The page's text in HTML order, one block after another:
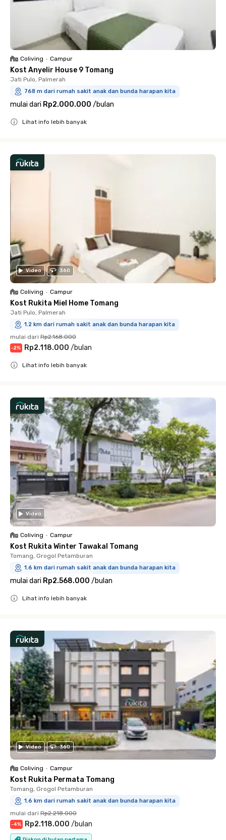
Coliving • Campur
Kost Anyelir House 9 Tomang
Jati Pulo, Palmerah
768 m dari rumah sakit anak dan bunda harapan kita
mulai dari Rp2.000.000 /bulan
Lihat info lebih banyak
Video 360
Coliving • Campur
Kost Rukita Miel Home Tomang
Jati Pulo, Palmerah
1.2 km dari rumah sakit anak dan bunda harapan kita
mulai dari Rp2.168.000
-2% Rp2.118.000 /bulan
Lihat info lebih banyak
Video
Coliving • Campur
Kost Rukita Winter Tawakal Tomang
Tomang, Grogol Petamburan
1.6 km dari rumah sakit anak dan bunda harapan kita
mulai dari Rp2.568.000 /bulan
Lihat info lebih banyak
Video 360
Coliving • Campur
Kost Rukita Permata Tomang
Tomang, Grogol Petamburan
1.6 km dari rumah sakit anak dan bunda harapan kita
mulai dari Rp2.218.000
-4% Rp2.118.000 /bulan